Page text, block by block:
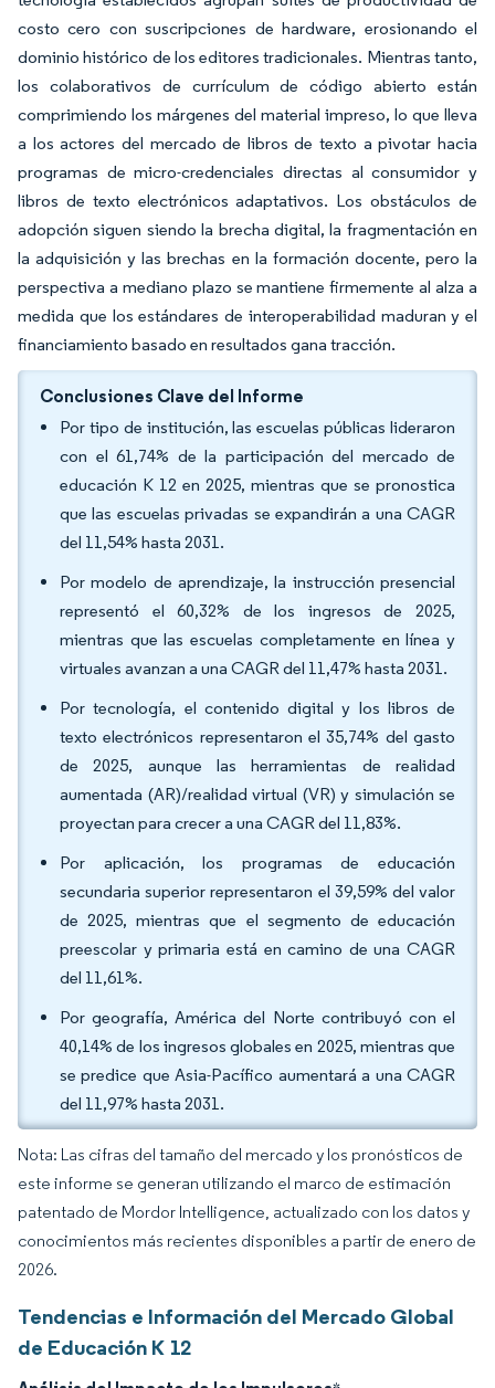
costo cero con suscripciones de hardware, erosionando el
dominio histórico de los editores tradicionales. Mientras tanto,
los colaborativos de currículum de código abierto están
comprimiendo los márgenes del material impreso, lo que lleva
a los actores del mercado de libros de texto a pivotar hacia
programas de micro-credenciales directas al consumidor y
libros de texto electrónicos adaptativos. Los obstáculos de
adopción siguen siendo la brecha digital, la fragmentación en
la adquisición y las brechas en la formación docente, pero la
perspectiva a mediano plazo se mantiene firmemente al alza a
medida que los estándares de interoperabilidad maduran y el
financiamiento basado en resultados gana tracción.
Conclusiones Clave del Informe
Por tipo de institución, las escuelas públicas lideraron
con el 61,74% de la participación del mercado de
educación K 12 en 2025, mientras que se pronostica
que las escuelas privadas se expandirán a una CAGR
del 11,54% hasta 2031.
Por modelo de aprendizaje, la instrucción presencial
representó el 60,32% de los ingresos de 2025,
mientras que las escuelas completamente en línea y
virtuales avanzan a una CAGR del 11,47% hasta 2031.
Por tecnología, el contenido digital y los libros de
texto electrónicos representaron el 35,74% del gasto
de 2025, aunque las herramientas de realidad
aumentada (AR)/realidad virtual (VR) y simulación se
proyectan para crecer a una CAGR del 11,83%.
Por aplicación, los programas de educación
secundaria superior representaron el 39,59% del valor
de 2025, mientras que el segmento de educación
preescolar y primaria está en camino de una CAGR
del 11,61%.
Por geografía, América del Norte contribuyó con el
40,14% de los ingresos globales en 2025, mientras que
se predice que Asia-Pacífico aumentará a una CAGR
del 11,97% hasta 2031.
Nota: Las cifras del tamaño del mercado y los pronósticos de
este informe se generan utilizando el marco de estimación
patentado de Mordor Intelligence, actualizado con los datos y
conocimientos más recientes disponibles a partir de enero de
2026.
Tendencias e Información del Mercado Global
de Educación K 12